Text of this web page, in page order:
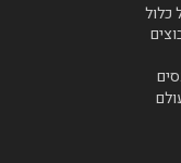
כלול